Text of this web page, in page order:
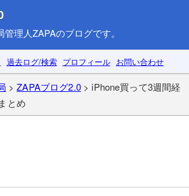
管理人ZAPAのブログです。
過去ログ/検索 プロフィール お問い合わせ
>ZAPAブログ2.0> iPhone買って3週間経
とめ